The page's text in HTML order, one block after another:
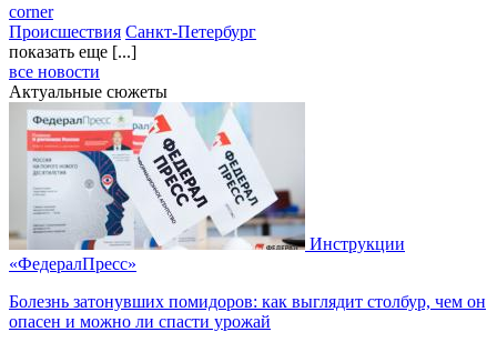
corner
Происшествия Санкт-Петербург
показать еще [...]
все новости
Актуальные сюжеты
Инструкции
«ФедералПресс»
Болезнь затонувших помидоров: как выглядит столбур, чем он
опасен и можно ли спасти урожай